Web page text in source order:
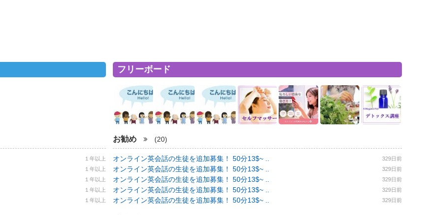
１年以上
１年以上
１年以上
１年以上
１年以上
フリーボード
お勧め (20)
オンライン英会話の生徒を追加募集！ 50分13$~ .. 329日前
オンライン英会話の生徒を追加募集！ 50分13$~ .. 329日前
オンライン英会話の生徒を追加募集！ 50分13$~ .. 329日前
オンライン英会話の生徒を追加募集！ 50分13$~ .. 329日前
オンライン英会話の生徒を追加募集！ 50分13$~ .. 329日前